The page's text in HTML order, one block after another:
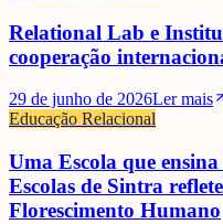
Relational Lab e
cooperação
29 de junho de 2026Ler mais
Educação Relacional
Uma Escola que
Escolas de Sintra
Florescimento Humano